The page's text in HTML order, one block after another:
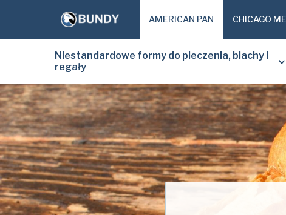
AMERICAN PAN CHICAGO
Niestandardowe formy do pieczenia, blachy i
regały